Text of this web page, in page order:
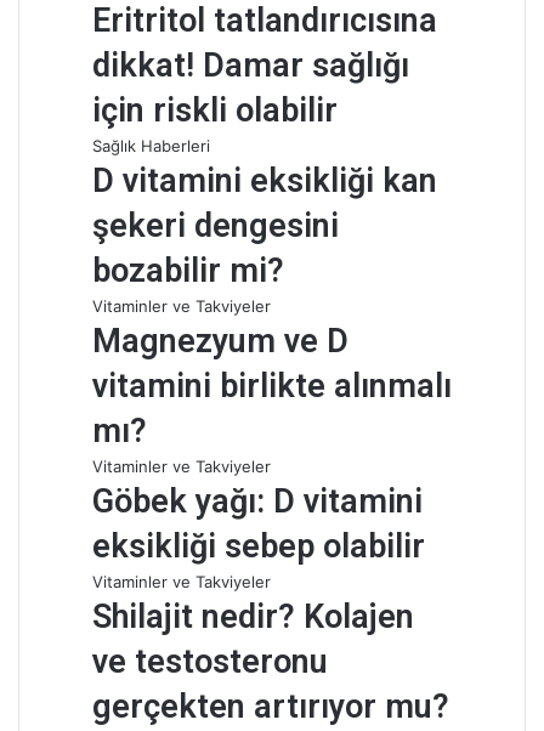
Eritritol tatlandırıcısına
dikkat! Damar sağlığı
için riskli olabilir
Sağlık Haberleri
D vitamini eksikliği kan
şekeri dengesini
bozabilir mi?
Vitaminler ve Takviyeler
Magnezyum ve D
vitamini birlikte alınmalı
mı?
Vitaminler ve Takviyeler
Göbek yağı: D vitamini
eksikliği sebep olabilir
Vitaminler ve Takviyeler
Shilajit nedir? Kolajen
ve testosteronu
gerçekten artırıyor mu?